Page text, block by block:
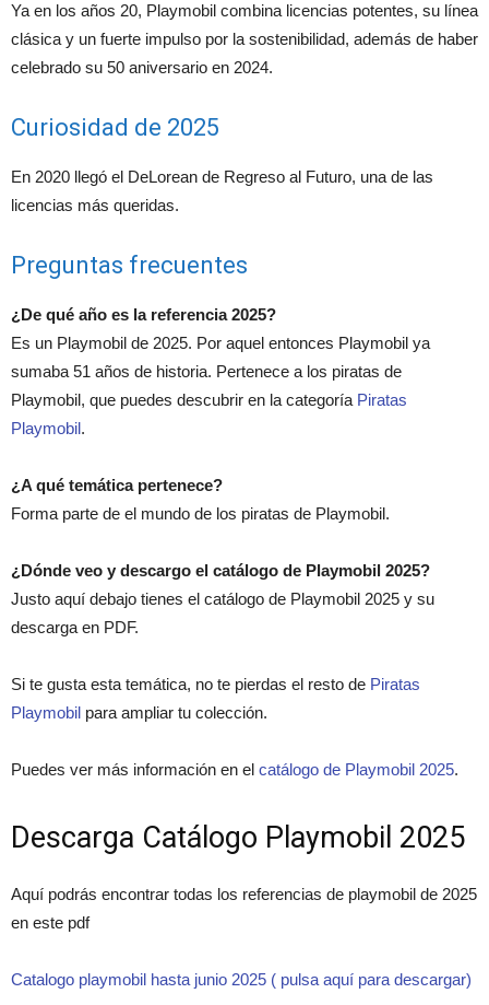
Ya en los años 20, Playmobil combina licencias potentes, su línea
clásica y un fuerte impulso por la sostenibilidad, además de haber
celebrado su 50 aniversario en 2024.
Curiosidad de 2025
En 2020 llegó el DeLorean de Regreso al Futuro, una de las
licencias más queridas.
Preguntas frecuentes
¿De qué año es la referencia 2025?
Es un Playmobil de 2025. Por aquel entonces Playmobil ya
sumaba 51 años de historia. Pertenece a los piratas de
Playmobil, que puedes descubrir en la categoría Piratas
Playmobil.
¿A qué temática pertenece?
Forma parte de el mundo de los piratas de Playmobil.
¿Dónde veo y descargo el catálogo de Playmobil 2025?
Justo aquí debajo tienes el catálogo de Playmobil 2025 y su
descarga en PDF.
Si te gusta esta temática, no te pierdas el resto de Piratas
Playmobil para ampliar tu colección.
Puedes ver más información en el catálogo de Playmobil 2025.
Descarga Catálogo Playmobil 2025
Aquí podrás encontrar todas los referencias de playmobil de 2025
en este pdf
Catalogo playmobil hasta junio 2025 ( pulsa aquí para descargar)